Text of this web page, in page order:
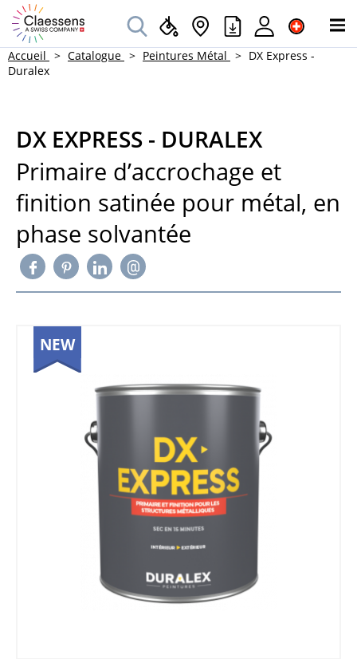
Accueil Catalogue Peintures Métal
DX Express -
Duralex
DX EXPRESS - DURALEX
Primaire d’accrochage et
finition satinée pour métal, en
phase solvantée
NEW